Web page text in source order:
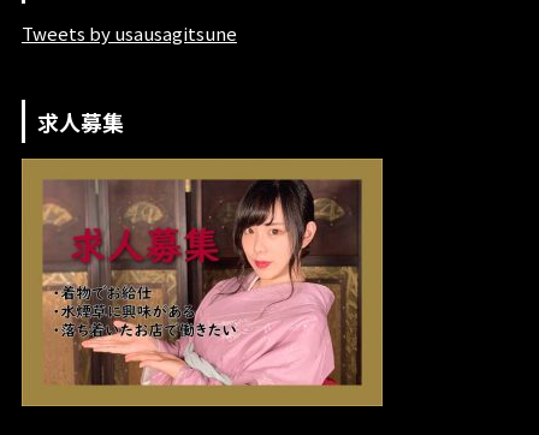
Tweets by usausagitsune
求人募集